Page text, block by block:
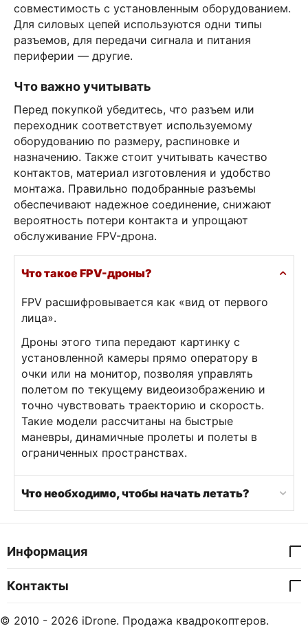
совместимость с установленным оборудованием.
Для силовых цепей используются одни типы
разъемов, для передачи сигнала и питания
периферии — другие.
Что важно учитывать
Перед покупкой убедитесь, что разъем или
переходник соответствует используемому
оборудованию по размеру, распиновке и
назначению. Также стоит учитывать качество
контактов, материал изготовления и удобство
монтажа. Правильно подобранные разъемы
обеспечивают надежное соединение, снижают
вероятность потери контакта и упрощают
обслуживание FPV-дрона.
Что такое FPV-дроны?
FPV расшифровывается как «вид от первого
лица».
Дроны этого типа передают картинку с
установленной камеры прямо оператору в
очки или на монитор, позволяя управлять
полетом по текущему видеоизображению и
точно чувствовать траекторию и скорость.
Такие модели рассчитаны на быстрые
маневры, динамичные пролеты и полеты в
ограниченных пространствах.
Что необходимо, чтобы начать летать?
Информация
Контакты
© 2010 - 2026 iDrone. Продажа квадрокоптеров.